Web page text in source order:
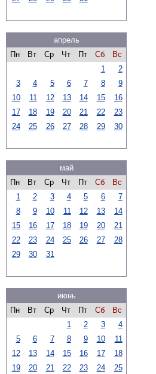
апрель
Пн
Вт Ср Чт Пт Сб
Вс
1
2
3
4 5 6 7 8
9
10
11 12 13 14 15
16
17
18 19 20 21 22
23
24
25 26 27 28 29 30
май
Пн
Вт Ср Чт Пт Сб
Вс
1
2 3 4 5 6
7
8
9 10 11 12 13
14
15
16 17 18 19 20
21
22
23 24 25 26 27
28
29
30 31
июнь
Пн
Вт Ср Чт Пт Сб
Вс
1
2 3
4
5
6 7 8 9 10
11
12
13 14 15 16 17
18
19
20 21 22 23 24
25